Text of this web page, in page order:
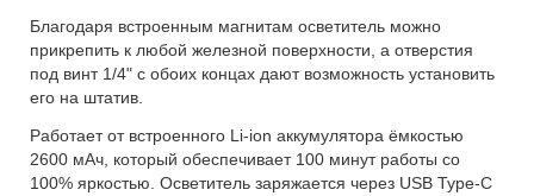
Благодаря встроенным магнитам осветитель можно
прикрепить к любой железной поверхности, а отверстия
под винт 1/4" с обоих концах дают возможность установить
его на штатив.
Работает от встроенного Li-ion аккумулятора ёмкостью
2600 мАч, который обеспечивает 100 минут работы со
100% яркостью. Осветитель заряжается через USB Type-C